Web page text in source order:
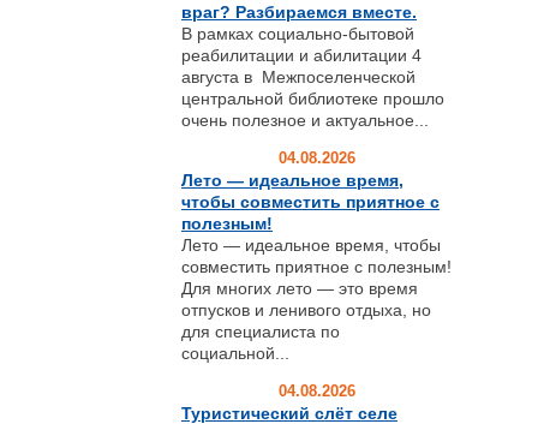
враг? Разбираемся вместе.
В рамках социально-бытовой
реабилитации и абилитации 4
августа в Межпоселенческой
центральной библиотеке прошло
очень полезное и актуальное...
04.08.2026
Лето — идеальное время,
чтобы совместить приятное с
полезным!
Лето — идеальное время, чтобы
совместить приятное с полезным!
Для многих лето — это время
отпусков и ленивого отдыха, но
для специалиста по
социальной...
04.08.2026
Туристический слёт селе